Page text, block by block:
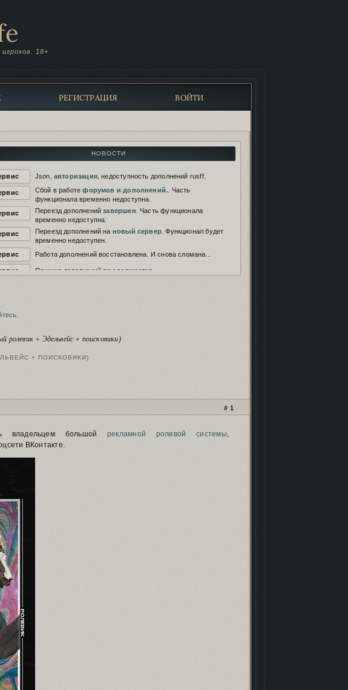
18+
РЕГИСТРАЦИЯ ВОЙТИ
НОВОСТИ
Json, авторизация, недоступность дополнений rusff.
Сбой в работефорумов и дополнений. . Часть
функционала временно недоступна.
Переезд дополненийзавершен . Часть функционала
временно недоступна.
Переезд дополнений на новый сервер . Функционал будет
временно недоступен.
Работа дополнений восстановлена. И снова сломана...
Починка дополненийпродолжается
Чистка заброшенных форумов
+ Эдельвейс + поисковики)
+ ПОИСКОВИКИ)
1
владельцем большой рекламной ролевой системы,
ВКонтакте.